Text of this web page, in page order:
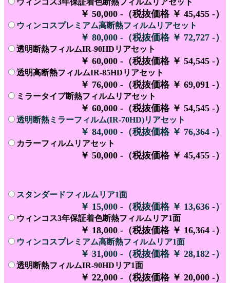
￥ 50,000 -（税抜価格 ￥ 45,455 -）
ウィンコスプレミアム高断熱フィルムリアセット
￥ 80,000 -（税抜価格 ￥ 72,727 -）
透明断熱フィルムIR-90HDリアセット
￥ 60,000 -（税抜価格 ￥ 54,545 -）
透明高断熱フィルムIR-85HDリアセット
￥ 76,000 -（税抜価格 ￥ 69,091 -）
ミラータイプ断熱フィルムリアセット
￥ 60,000 -（税抜価格 ￥ 54,545 -）
透明断熱ミラーフィルム(IR-70HD)リアセット
￥ 84,000 -（税抜価格 ￥ 76,364 -）
カラーフィルムリアセット
￥ 50,000 -（税抜価格 ￥ 45,455 -）
スタンダードフィルムリア1面
￥ 15,000 -（税抜価格 ￥ 13,636 -）
ウィンコス3年保証着色断熱フィルムリア1面
￥ 18,000 -（税抜価格 ￥ 16,364 -）
ウィンコスプレミアム高断熱フィルムリア1面
￥ 31,000 -（税抜価格 ￥ 28,182 -）
透明断熱フィルムIR-90HDリア1面
￥ 22,000 -（税抜価格 ￥ 20,000 -）